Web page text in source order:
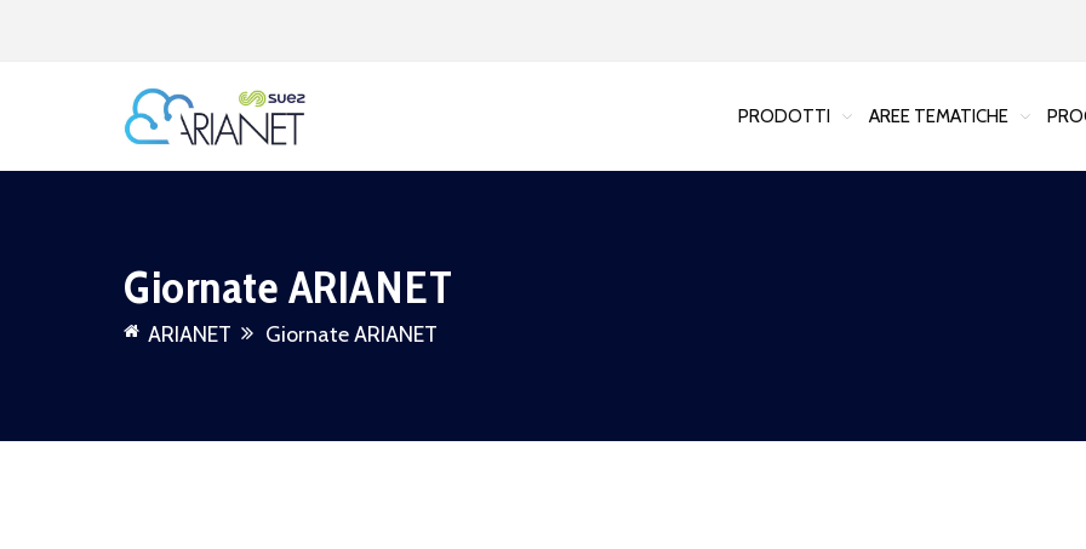
PRODOTTI AREE TEMATICHE
Giornate ARIANET
ARIANET Giornate ARIANET